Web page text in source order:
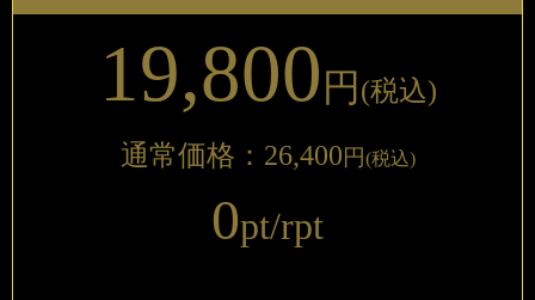
19,800 円 (税込)
通常価格：26,400円(税込)
0pt/rpt